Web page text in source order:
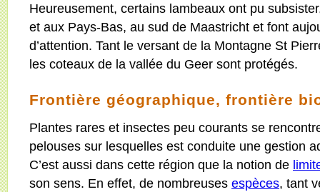
Heureusement, certains lambeaux ont pu
et aux Pays-Bas, au sud de Maastricht et font
d’attention. Tant le versant de la Montagne St
les coteaux de la vallée du Geer sont protégés.
Frontière géographique, frontière
Plantes rares et insectes peu courants se
pelouses sur lesquelles est conduite une gestion
C’est aussi dans cette région que la notion de
son sens. En effet, de nombreuses espèces, tant